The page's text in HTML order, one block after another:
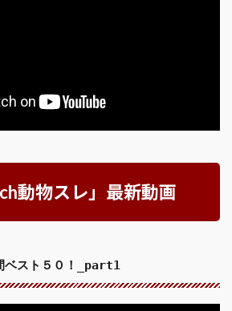
動物スレ」最新動画
ベスト５０！_part1